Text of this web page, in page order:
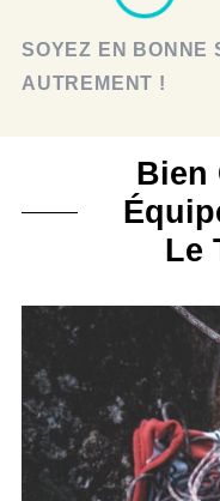
SOYEZ EN BONNE
AUTREMENT !
Bien
Le